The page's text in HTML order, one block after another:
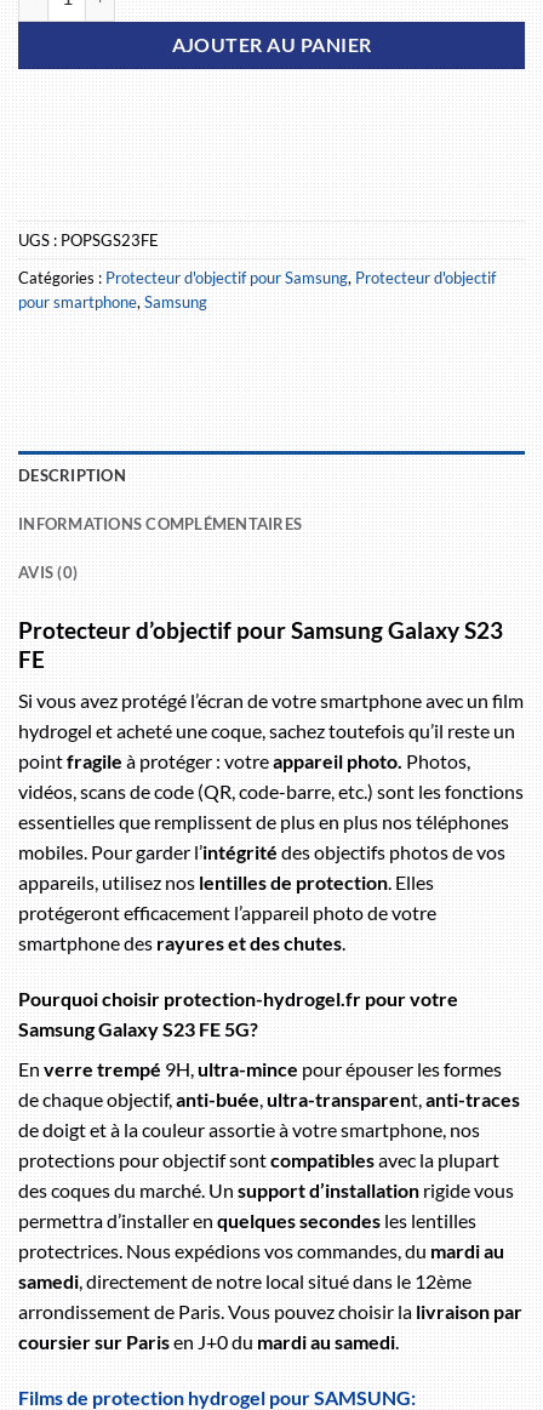
AJOUTER AU PANIER
UGS :POPSGS23FE
Catégories :Protecteur d'objectif pour Samsung,Protecteur d'objectif
pour smartphone,Samsung
DESCRIPTION
INFORMATIONS COMPLÉMENTAIRES
AVIS (0)
Protecteur d’objectif pour Samsung Galaxy S23
FE
Si vous avez protégé l’écran de votre smartphone avec un film
hydrogel et acheté une coque, sachez toutefois qu’il reste un
pointfragileà protéger : votreappareil photo.Photos,
vidéos, scans de code (QR, code-barre, etc.) sont les fonctions
essentielles que remplissent de plus en plus nos téléphones
mobiles. Pour garder l’intégritédes objectifs photos de vos
appareils, utilisez noslentilles de protection. Elles
protégeront efficacement l’appareil photo de votre
smartphone desrayures et des chutes.
Pourquoi choisir protection-hydrogel.fr pour votre
Samsung Galaxy S23 FE 5G?
Enverre trempé9H,ultra-mincepour épouser les formes
de chaque objectif,anti-buée,ultra-transparent,anti-traces
de doigt et à la couleur assortie à votre smartphone, nos
protections pour objectif sontcompatiblesavec la plupart
des coques du marché. Unsupport d’installationrigide vous
permettra d’installer enquelques secondesles lentilles
protectrices. Nous expédions vos commandes, dumardi au
samedi, directement de notre local situé dans le 12ème
arrondissement de Paris. Vous pouvez choisir lalivraison par
coursier sur Parisen J+0 dumardi au samedi.
Films de protection hydrogel pour SAMSUNG: